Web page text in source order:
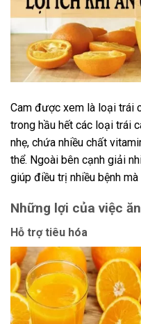
Cam được xem là loại trái
trong hầu hết các loại trái
nhẹ, chứa nhiều chất
thể. Ngoài bên cạnh giải
giúp điều trị nhiều bệnh
Những lợi của việc
Hỗ trợ tiêu hóa